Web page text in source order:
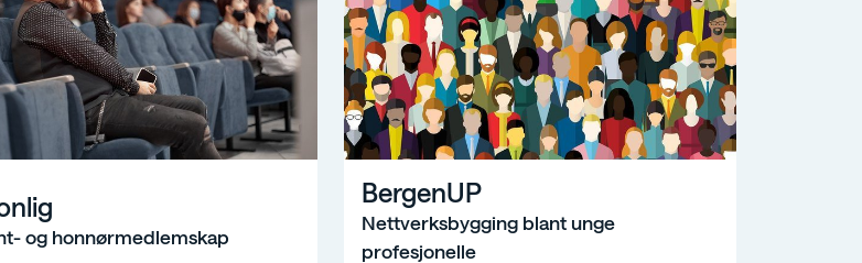
og honnørmedlemskap
BergenUP
Nettverksbygging blant unge
profesjonelle